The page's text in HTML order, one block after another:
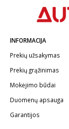
INFORMACIJA
Prekių užsakymas
Prekių grąžinimas
Mokėjimo būdai
Duomenų apsauga
Garantijos